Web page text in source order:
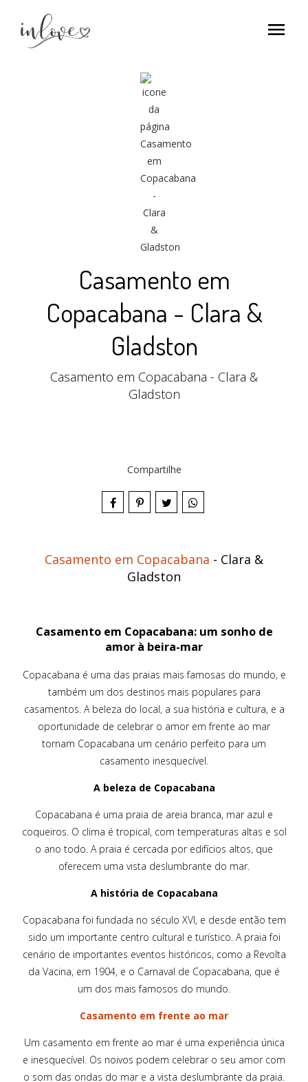
menu
Casamento em
Copacabana - Clara &
Gladston
Casamento em Copacabana - Clara &
Gladston
Compartilhe
Casamento em Copacabana - Clara &
Gladston
Casamento em Copacabana: um sonho de
amor à beira-mar
Copacabana é uma das praias mais famosas do mundo, e
também um dos destinos mais populares para
casamentos. A beleza do local, a sua história e cultura, e a
oportunidade de celebrar o amor em frente ao mar
tornam Copacabana um cenário perfeito para um
casamento inesquecível.
A beleza de Copacabana
Copacabana é uma praia de areia branca, mar azul e
coqueiros. O clima é tropical, com temperaturas altas e sol
o ano todo. A praia é cercada por edifícios altos, que
oferecem uma vista deslumbrante do mar.
A história de Copacabana
Copacabana foi fundada no século XVI, e desde então tem
sido um importante centro cultural e turístico. A praia foi
cenário de importantes eventos históricos, como a Revolta
da Vacina, em 1904, e o Carnaval de Copacabana, que é
um dos mais famosos do mundo.
Casamento em frente ao mar
Um casamento em frente ao mar é uma experiência única
e inesquecível. Os noivos podem celebrar o seu amor com
o som das ondas do mar e a vista deslumbrante da praia.